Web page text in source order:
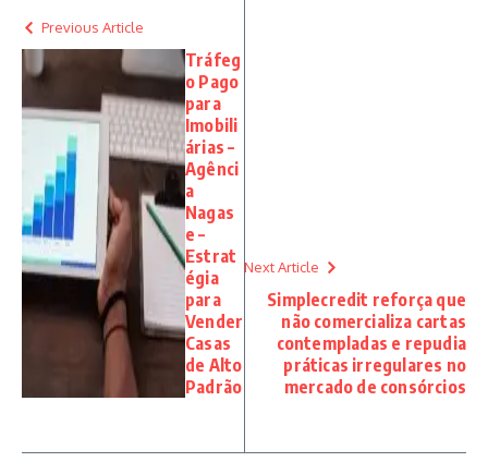
Previous Article
Tráfeg
o Pago
para
Imobili
árias –
Agênci
a
Nagas
e –
Estrat
égia
para
Vender
Casas
de Alto
Padrão
Next Article
Simplecredit reforça que
não comercializa cartas
contempladas e repudia
práticas irregulares no
mercado de consórcios